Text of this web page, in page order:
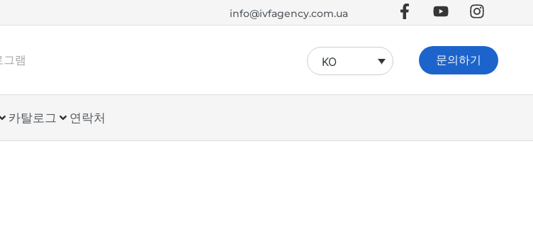
info@ivfagency.com.ua
램 KO 문의하기
카탈로그 연락처